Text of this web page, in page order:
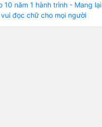
10 năm 1 hành trình - Mang lại
vui đọc chữ cho mọi người